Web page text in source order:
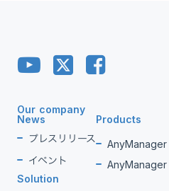
Our company
News
プレスリリース
イベント
Products
Solution